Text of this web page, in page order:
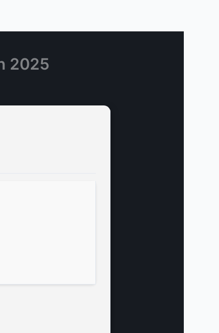
2025